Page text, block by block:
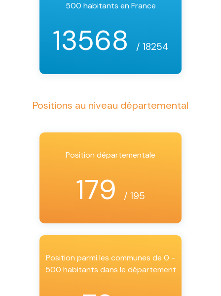
500 habitants en France
13568 / 18254
Positions au niveau départemental
Position départementale
179 / 195
Position parmi les communes de 0 -
500 habitants dans le département